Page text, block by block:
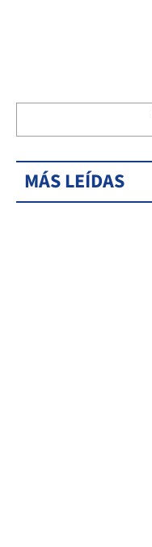
MÁS LEÍDAS